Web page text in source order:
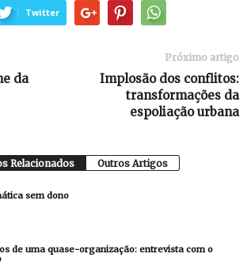
Twitter
da
Próximo artigo
Implosão dos conflitos:
transformações da
espoliação urbana
Relacionados Outros Artigos
sem dono
de uma quase-organização: entrevista com o